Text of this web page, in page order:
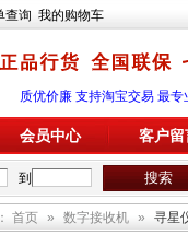
查询 我的购物车
质优价廉 支持淘宝交易 最
会员中心 客户留
到
首页 » 数字接收机 »
寻星